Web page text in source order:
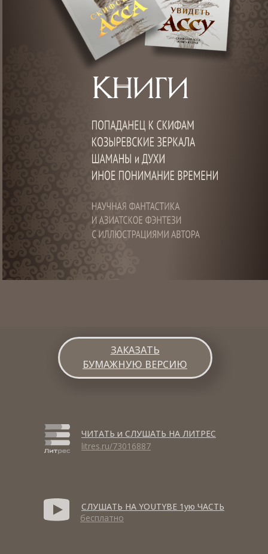
ЗАКАЗАТЬ
БУМАЖНУЮ ВЕРСИЮ
litres.ru/73016887
бесплатно
ЧИТАТЬ и СЛУШАТЬ НА ЛИТРЕС
СЛУШАТЬ НА YOUTYBE 1ую ЧАСТЬ